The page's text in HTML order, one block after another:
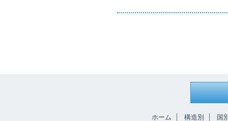
ホーム 構造別 国